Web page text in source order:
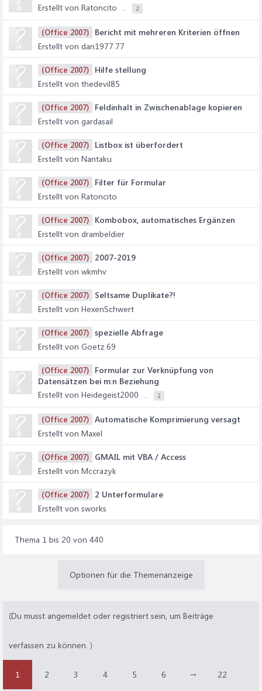
Erstellt von Ratoncito
2
(Office 2007)
Bericht mit mehreren Kriterien öffnen
Erstellt von dan1977.77
(Office 2007)
Hilfe stellung
Erstellt von thedevil85
(Office 2007)
Feldinhalt in Zwischenablage kopieren
Erstellt von gardasail
(Office 2007)
Listbox ist überfordert
Erstellt von Nantaku
(Office 2007)
Filter für Formular
Erstellt von Ratoncito
(Office 2007)
Kombobox, automatisches Ergänzen
Erstellt von drambeldier
(Office 2007)
2007-2019
Erstellt von wkmhv
(Office 2007)
Seltsame Duplikate?!
Erstellt von HexenSchwert
(Office 2007) spezielle Abfrage
Erstellt von Goetz.69
(Office 2007)
Formular zur Verknüpfung von
Datensätzen bei m:n Beziehung
Erstellt von Heidegeist2000
2
(Office 2007) Automatische Komprimierung versagt
Erstellt von Maxel
(Office 2007)
GMAIL mit VBA / Access
Erstellt von Mccrazyk
(Office 2007)
2 Unterformulare
Erstellt von sworks
Thema 1 bis 20 von 440
Optionen für die Themenanzeige
(Du musst angemeldet oder registriert sein, um Beiträge
verfassen zu können. )
1 2 3 4 5 6 → 22